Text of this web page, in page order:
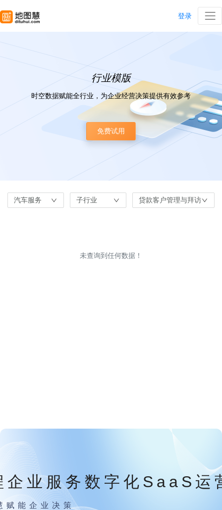
登录
行业模版
时空数据赋能全行业，为企业经营决策提供有效参考
免费试用
汽车服务 子行业 贷款客户管理与拜访
未查询到任何数据！
企业服务数字化SaaS运
赋能企业决策